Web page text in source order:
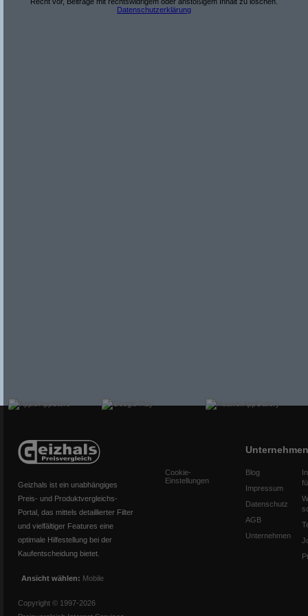
Datenschutzerklärung
Geizhals ist ein unabhängiges
Preis- und Produktvergleichs-
Portal, das mittels detaillierter Filter
und vielfältiger Features eine
optimale Hilfestellung bei der
Kaufentscheidung bietet.
Ansicht wählen: Mobile
Copyright © 1997-2026
Cookie-
Einstellungen
Unternehmen
Blog
Impressum
Datenschutz
AGB
Unternehmen